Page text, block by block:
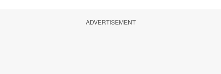
ADVERTISEMENT